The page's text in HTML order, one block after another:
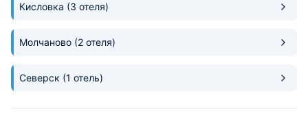
Кисловка (3 отеля)
Молчаново (2 отеля)
Северск (1 отель)